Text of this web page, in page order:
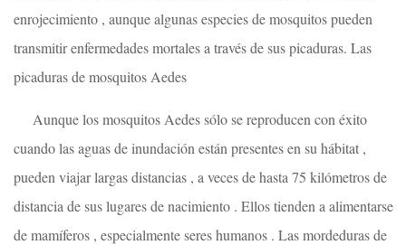
enrojecimiento , aunque algunas especies de mosquitos pueden
transmitir enfermedades mortales a través de sus picaduras. Las
picaduras de mosquitos Aedes
Aunque los mosquitos Aedes sólo se reproducen con éxito
cuando las aguas de inundación están presentes en su hábitat ,
pueden viajar largas distancias , a veces de hasta 75 kilómetros de
distancia de sus lugares de nacimiento . Ellos tienden a alimentarse
de mamíferos , especialmente seres humanos . Las mordeduras de